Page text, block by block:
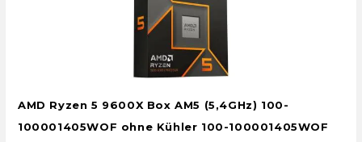
AMD Ryzen 5 9600X Box AM5 (5,4GHz) 100-
100001405WOF ohne Kühler 100-100001405WOF